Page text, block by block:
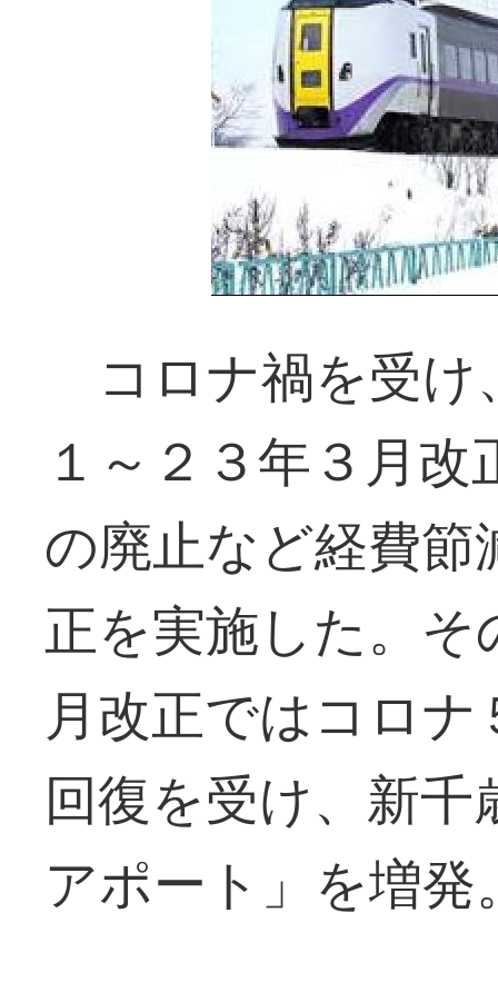
コロナ禍を受け
１～２３年３月
の廃止など経費
正を実施した。
月改正ではコロ
回復を受け、新
アポート」を増発